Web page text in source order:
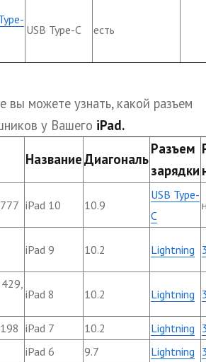
USB Type-C есть
вы можете узнать, какой разъем
у Вашего iPad.
НазваниеДиагональ
Разъем
зарядки
iPad 10 10.9
USB Type-
C
iPad 9 10.2 Lightning
iPad 8 10.2 Lightning
iPad 7 10.2 Lightning
iPad 6 9.7 Lightning